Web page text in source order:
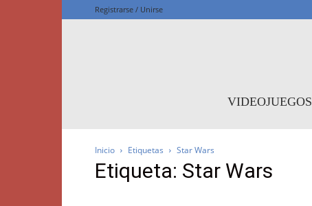
Registrarse / Unirse
VIDEOJUEGOS
Inicio Etiquetas Star Wars
Etiqueta: Star Wars